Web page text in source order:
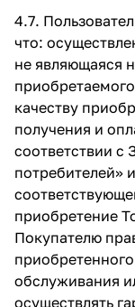
4.7.
что:
не являющаяся
качеству
получения и
соответствии
потребителей»
приобретение
Покупателю
обслуживания
осуществлять